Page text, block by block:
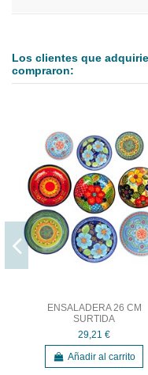
Los clientes que
compraron:
ENSALADERA 26 CM
SURTIDA
29,21 €
Añadir al carrito